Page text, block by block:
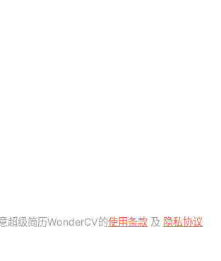
超级简历WonderCV的使用条款及 隐私协议